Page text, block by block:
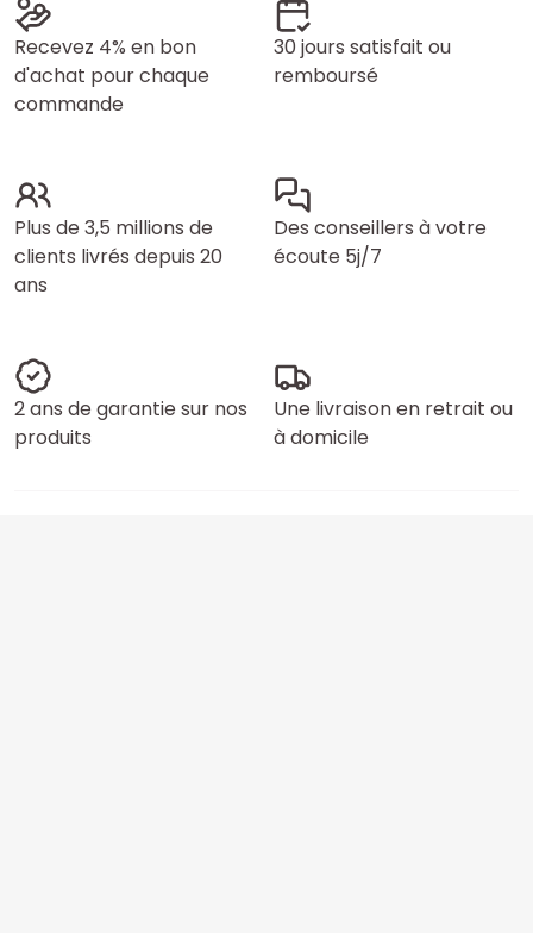
Recevez 4% en bon
d'achat pour chaque
commande
30 jours satisfait ou
remboursé
Plus de 3,5 millions de
clients livrés depuis 20
ans
Des conseillers à votre
écoute 5j/7
2 ans de garantie sur nos
produits
Une livraison en retrait ou
à domicile